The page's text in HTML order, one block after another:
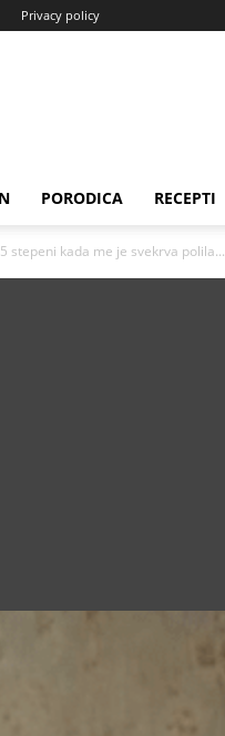
Privacy policy
PORODICA RECEPTI
stepeni kada me je svekrva polila...